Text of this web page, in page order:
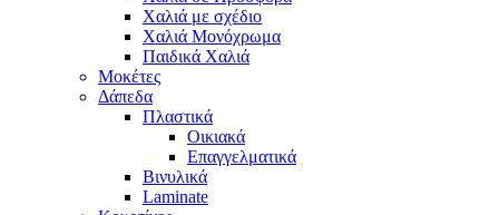
Χαλιά με σχέδιο
Χαλιά Μονόχρωμα
Παιδικά Χαλιά
Μοκέτες
Δάπεδα
Πλαστικά
Οικιακά
Επαγγελματικά
Βινυλικά
Laminate